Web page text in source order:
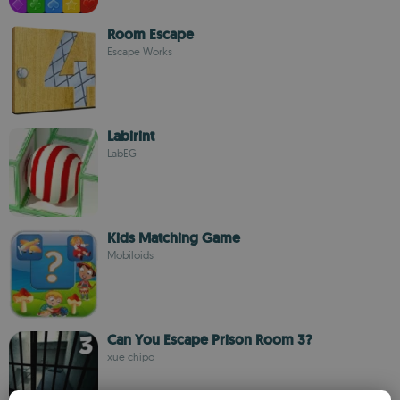
Room Escape
Escape Works
Labirint
LabEG
Kids Matching Game
Mobiloids
Can You Escape Prison Room 3?
xue chipo